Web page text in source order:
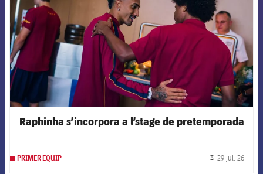
Raphinha s’incorpora a l’stage de pretemporada
PRIMER EQUIP 29 jul. 26